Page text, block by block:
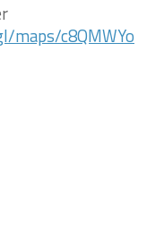
maps/c8QMWYo